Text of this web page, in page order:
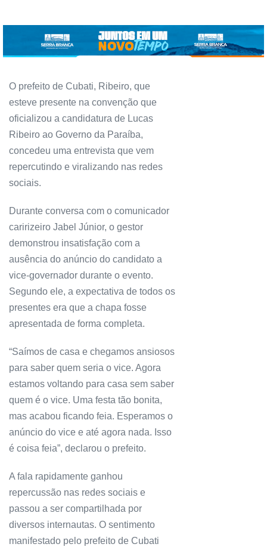
O prefeito de Cubati, Ribeiro, que
esteve presente na convenção que
oficializou a candidatura de Lucas
Ribeiro ao Governo da Paraíba,
concedeu uma entrevista que vem
repercutindo e viralizando nas redes
sociais.
Durante conversa com o comunicador
caririzeiro Jabel Júnior, o gestor
demonstrou insatisfação com a
ausência do anúncio do candidato a
vice-governador durante o evento.
Segundo ele, a expectativa de todos os
presentes era que a chapa fosse
apresentada de forma completa.
“Saímos de casa e chegamos ansiosos
para saber quem seria o vice. Agora
estamos voltando para casa sem saber
quem é o vice. Uma festa tão bonita,
mas acabou ficando feia. Esperamos o
anúncio do vice e até agora nada. Isso
é coisa feia”, declarou o prefeito.
A fala rapidamente ganhou
repercussão nas redes sociais e
passou a ser compartilhada por
diversos internautas. O sentimento
manifestado pelo prefeito de Cubati